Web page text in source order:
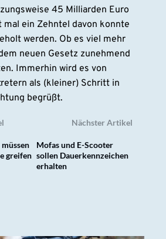
45 Milliarden Euro
mal ein Zehntel davon konnte
werden. Ob es viel mehr
neuen Gesetz zunehmend
Immerhin wird es von
als (kleiner) Schritt in
begrüßt.
Nächster Artikel
greifen
Mofas und E-Scooter
sollen Dauerkennzeichen
erhalten